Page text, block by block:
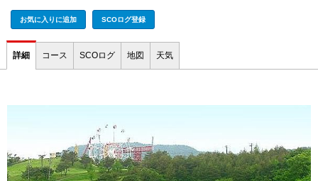
お気に入りに追加 SCOログ登録
詳細 コース SCOログ 地図 天気